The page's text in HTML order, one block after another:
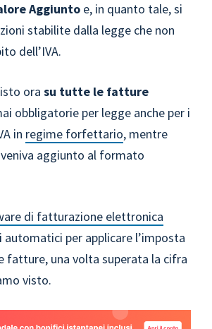
Aggiunto e, in quanto tale, si
stabilite dalla legge che non
dell’IVA.
ora su tutte le fatture
obbligatorie per legge anche per i
in regime forfettario, mentre
aggiunto al formato
di fatturazione elettronica
per applicare l’imposta
fatture, una volta superata la cifra
visto.